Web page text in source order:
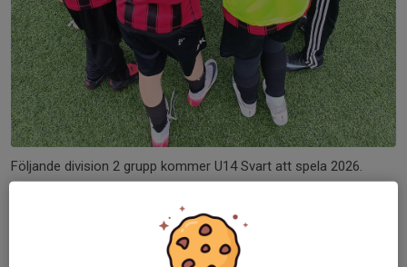
Följande division 2 grupp kommer U14 Svart att spela 2026.